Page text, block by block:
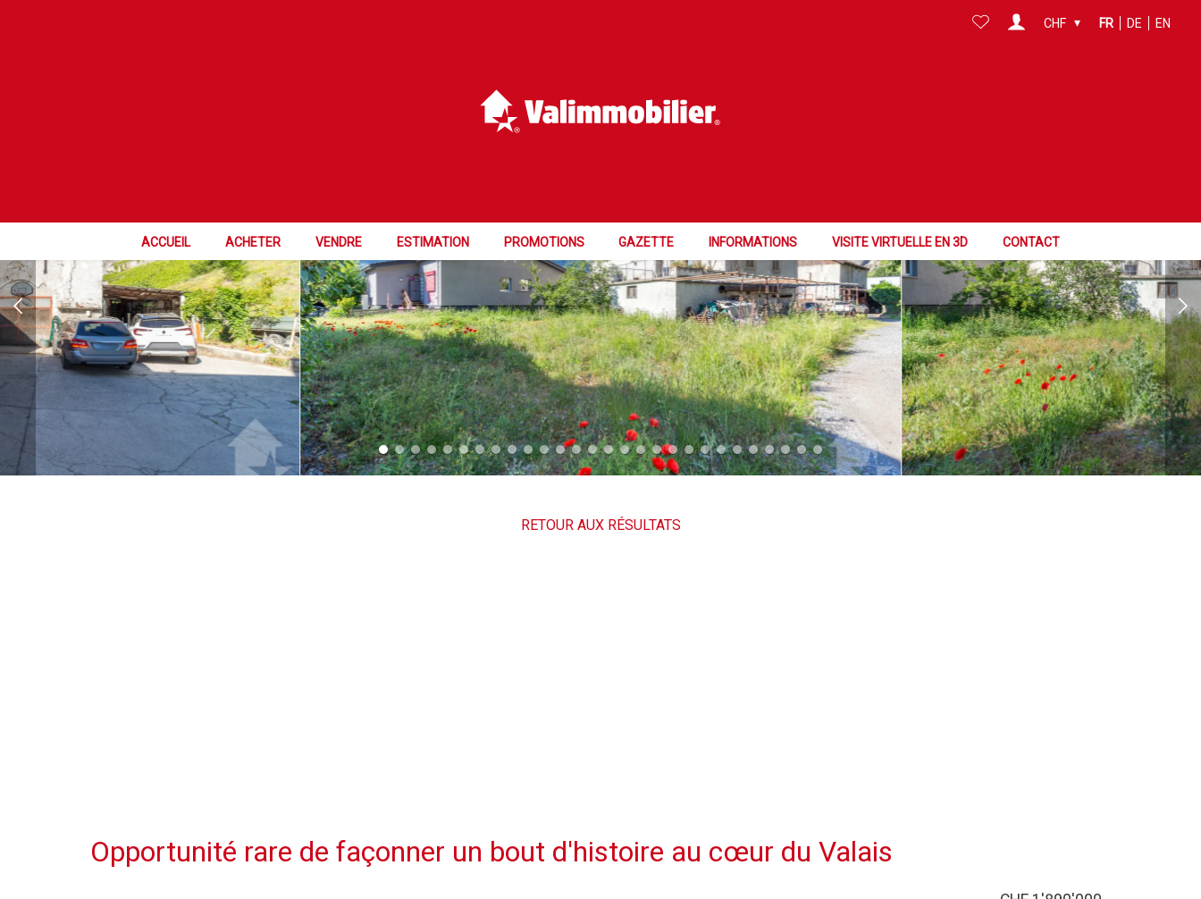
ACCUEIL ACHETER VENDRE ESTIMATION PROMOTIONS GAZETTE INFORMATIONS VISITE VIRTUELLE EN 3D CONTACT
CHF FR DE EN
RETOUR AUX RÉSULTATS
Opportunité rare de façonner un bout d'histoire au cœur du Valais